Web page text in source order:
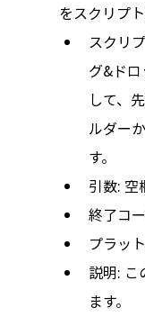
をスクリプ
スクリ
グ&ド
して、
ルダー
す。
引数: 空
終了コ
プラッ
説明: こ
ます。